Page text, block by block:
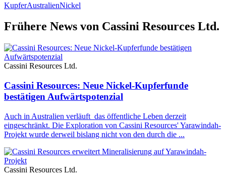
KupferAustralienNickel
Frühere News von Cassini Resources Ltd.
Cassini Resources Ltd.
Cassini Resources: Neue Nickel-Kupferfunde
bestätigen Aufwärtspotenzial
Auch in Australien verläuft das öffentliche Leben derzeit
eingeschränkt. Die Exploration von Cassini Resources' Yarawindah-
Projekt wurde derweil bislang nicht von den durch die ...
Cassini Resources Ltd.